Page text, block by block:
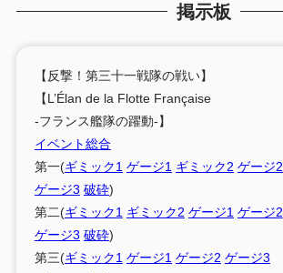
掲示板
【反撃！第三十一戦隊の戦い】
【L’Élan de la Flotte Française
-フランス艦隊の躍動-】
イベント総合
第一(ギミック1 ゲージ1 ギミック2 ゲージ2
ゲージ3 破砕)
第二(ギミック1 ギミック2 ゲージ1 ゲージ2
ゲージ3 破砕)
第三(ギミック1 ゲージ1 ゲージ2 ゲージ3